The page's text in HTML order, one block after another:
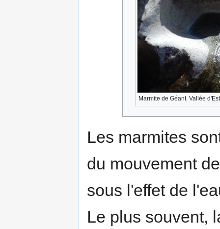
Marmite de Géant. Vallée
Les marmites
du mouvement
sous l'effet de
Le plus souvent,